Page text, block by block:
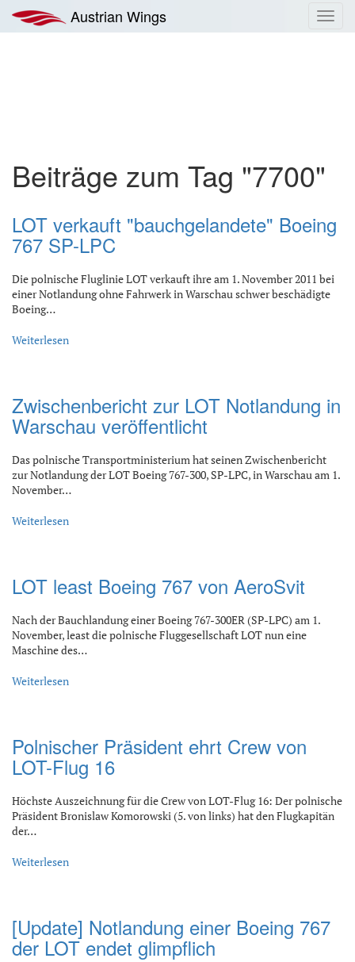
Inhalt
springen
Austrian Wings
Beiträge zum Tag "7700"
LOT verkauft "bauchgelandete" Boeing
767 SP-LPC
Die polnische Fluglinie LOT verkauft ihre am 1. November 2011 bei
einer Notlandung ohne Fahrwerk in Warschau schwer beschädigte
Boeing…
Weiterlesen
Zwischenbericht zur LOT Notlandung in
Warschau veröffentlicht
Das polnische Transportministerium hat seinen Zwischenbericht
zur Notlandung der LOT Boeing 767-300, SP-LPC, in Warschau am 1.
November…
Weiterlesen
LOT least Boeing 767 von AeroSvit
Nach der Bauchlandung einer Boeing 767-300ER (SP-LPC) am 1.
November, least die polnische Fluggesellschaft LOT nun eine
Maschine des…
Weiterlesen
Polnischer Präsident ehrt Crew von
LOT-Flug 16
Höchste Auszeichnung für die Crew von LOT-Flug 16: Der polnische
Präsident Bronislaw Komorowski (5. von links) hat den Flugkapitän
der…
Weiterlesen
[Update] Notlandung einer Boeing 767
der LOT endet glimpflich